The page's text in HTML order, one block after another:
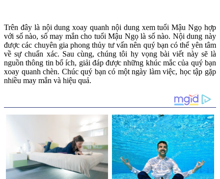
Trên đây là nội dung xoay quanh nội dung xem tuổi Mậu Ngọ hợp
với số nào, số may mắn cho tuổi Mậu Ngọ là số nào. Nội dung này
được các chuyên gia phong thủy tư vấn nên quý bạn có thể yên tâm
về sự chuẩn xác. Sau cùng, chúng tôi hy vọng bài viết này sẽ là
nguồn thông tin bổ ích, giải đáp được những khúc mắc của quý bạn
xoay quanh chèn. Chúc quý bạn có một ngày làm việc, học tập gặp
nhiều may mắn và hiệu quả.